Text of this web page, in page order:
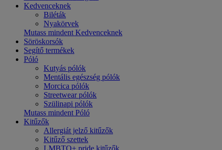
Kedvenceknek
Biléták
Nyakörvek
Mutass mindent Kedvenceknek
Söröskorsók
Segítő termékek
Póló
Kutyás pólók
Mentális egészség pólók
Morcica pólók
Streetwear pólók
Szülinapi pólók
Mutass mindent Póló
Kitűzők
Allergiát jelző kitűzők
Kitűző szettek
LMBTQ+ pride kitűzők